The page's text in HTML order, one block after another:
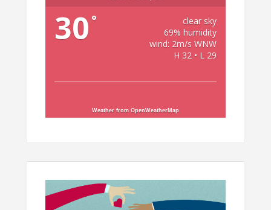
30 °
clear sky
69% humidity
wind: 2m/s WNW
H 32 • L 29
Weather from OpenWeatherMap